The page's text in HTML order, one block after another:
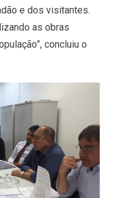
e dos visitantes.
as obras
concluiu o